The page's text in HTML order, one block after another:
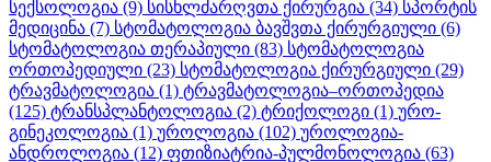
სექსოლოგია (9) სისხლძარღვთა ქირურგია (34) სპორტის
მედიცინა (7) სტომატოლოგია ბავშვთა ქირურგიული (6)
სტომატოლოგია თერაპიული (83) სტომატოლოგია
ორთოპედიული (23) სტომატოლოგია ქირურგიული (29)
ტრავმატოლოგია (1) ტრავმატოლოგია–ორთოპედია
(125) ტრანსპლანტოლოგია (2) ტრიქოლოგი (1) ურო-
გინეკოლოგია (1) უროლოგია (102) უროლოგია-
ანდროლოგია (12) ფთიზიატრია-პულმონოლოგია (63)